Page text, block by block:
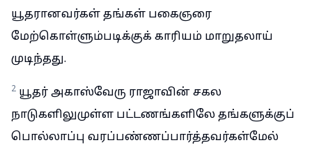
யூதரானவர்கள் தங்கள் பகைஞரை
மேற்கொள்ளும்படிக்குக் காரியம் மாறுதலாய்
முடிந்தது.
2 யூதர் அகாஸ்வேரு ராஜாவின் சகல
நாடுகளிலுமுள்ள பட்டணங்களிலே தங்களுக்குப்
பொல்லாப்பு வரப்பண்ணப்பார்த்தவர்கள்மேல்